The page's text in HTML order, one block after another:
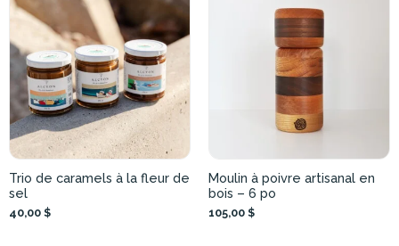
Trio de caramels à la fleur de
sel
40,00 $
Moulin à poivre artisanal en
bois – 6 po
105,00 $